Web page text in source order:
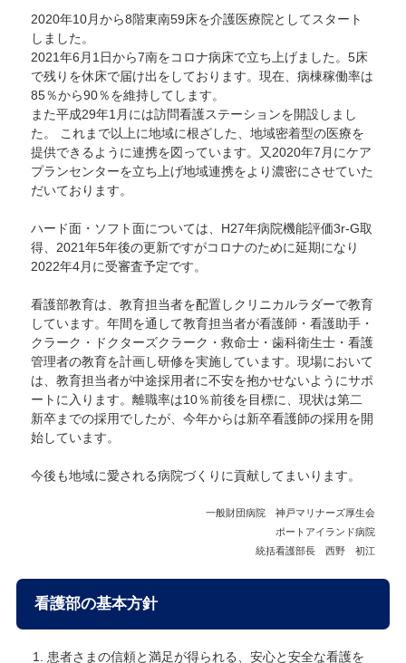
2020年10月から8階東南59床を介護医療院としてスタート
しました。
2021年6月1日から7南をコロナ病床で立ち上げました。5床
で残りを休床で届け出をしております。現在、病棟稼働率は
85％から90％を維持してします。
また平成29年1月には訪問看護ステーションを開設しまし
た。 これまで以上に地域に根ざした、地域密着型の医療を
提供できるように連携を図っています。又2020年7月にケア
プランセンターを立ち上げ地域連携をより濃密にさせていた
だいております。
ハード面・ソフト面については、H27年病院機能評価3r-G取
得、2021年5年後の更新ですがコロナのために延期になり
2022年4月に受審査予定です。
看護部教育は、教育担当者を配置しクリニカルラダーで教育
しています。年間を通して教育担当者が看護師・看護助手・
クラーク・ドクターズクラーク・救命士・歯科衛生士・看護
管理者の教育を計画し研修を実施しています。現場において
は、教育担当者が中途採用者に不安を抱かせないようにサポ
ートに入ります。離職率は10％前後を目標に、現状は第二
新卒までの採用でしたが、今年からは新卒看護師の採用を開
始しています。
今後も地域に愛される病院づくりに貢献してまいります。
一般財団病院 神戸マリナーズ厚生会
ポートアイランド病院
統括看護部長 西野 初江
看護部の基本方針
患者さまの信頼と満足が得られる、安心と安全な看護を